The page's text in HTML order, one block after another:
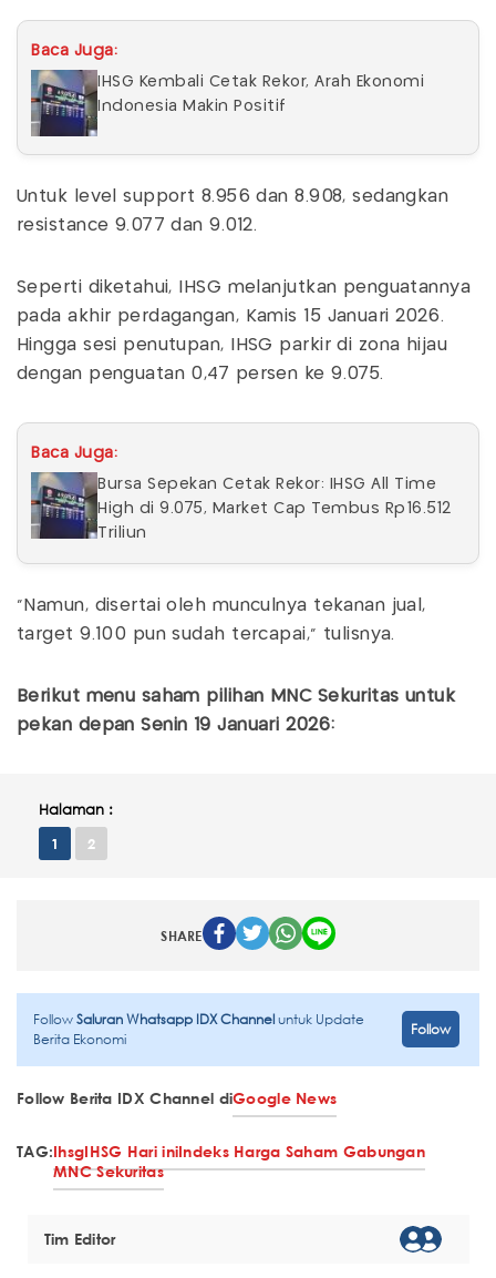
Baca Juga:
IHSG Kembali Cetak Rekor, Arah Ekonomi
Indonesia Makin Positif
Untuk level support 8.956 dan 8.908, sedangkan
resistance 9.077 dan 9.012.
Seperti diketahui, IHSG melanjutkan penguatannya
pada akhir perdagangan, Kamis 15 Januari 2026.
Hingga sesi penutupan, IHSG parkir di zona hijau
dengan penguatan 0,47 persen ke 9.075.
Baca Juga:
Bursa Sepekan Cetak Rekor: IHSG All Time
High di 9.075, Market Cap Tembus Rp16.512
Triliun
"Namun, disertai oleh munculnya tekanan jual,
target 9.100 pun sudah tercapai," tulisnya.
Berikut menu saham pilihan MNC Sekuritas untuk
pekan depan Senin 19 Januari 2026:
Halaman :
1 2
SHARE
FollowSaluran Whatsapp IDX Channeluntuk Update
Berita Ekonomi
Follow
Follow Berita IDX Channel diGoogle News
TAG:IhsgIHSG Hari iniIndeks Harga Saham Gabungan
MNC Sekuritas
Tim Editor